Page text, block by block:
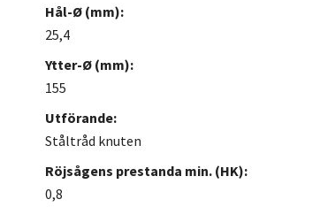
Hål-Ø (mm):
25,4
Ytter-Ø (mm):
155
Utförande:
Ståltråd knuten
Röjsågens prestanda min. (HK):
0,8